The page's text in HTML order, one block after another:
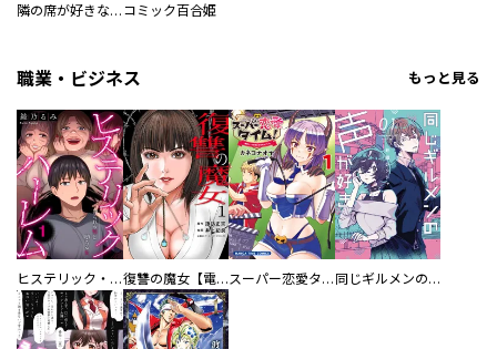
隣の席が好きな人だった 学生百合アンソロジー コミック百合姫
職業・ビジネス もっと見る
ヒステリック・ハーレム～搾られる男と堕ちる女～【電子単行本版】 復讐の魔女【電子単行本版】 スーパー恋愛タイム！～現場でドＳな彼女は自宅でデレる～ 同じギルメンの声が好き